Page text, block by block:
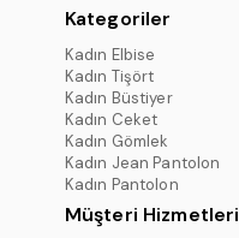
Kategoriler
Kadın Elbise
Kadın Tişört
Kadın Büstiyer
Kadın Ceket
Kadın Gömlek
Kadın Jean Pantolon
Kadın Pantolon
Müşteri Hizmetleri